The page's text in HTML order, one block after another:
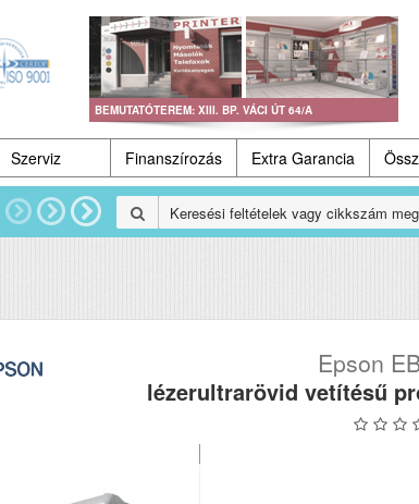
BEMUTATÓTEREM: XIII. BP. VÁCI ÚT 64/A
Szerviz Finanszírozás Extra Garancia
Epson
lézerultrarövid vetítésű